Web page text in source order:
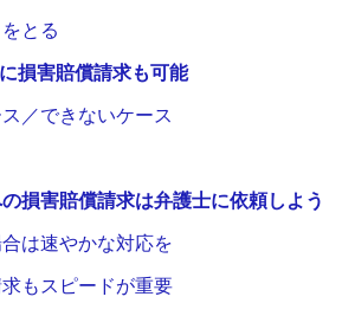
とる
損害賠償請求も可能
／できないケース
損害賠償請求は弁護士に依頼しよう
は速やかな対応を
もスピードが重要